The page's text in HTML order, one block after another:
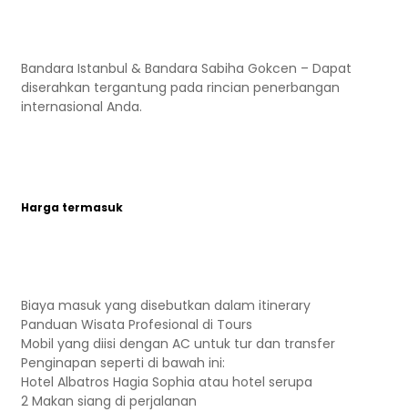
Bandara Istanbul & Bandara Sabiha Gokcen – Dapat
diserahkan tergantung pada rincian penerbangan
internasional Anda.
Harga termasuk
Biaya masuk yang disebutkan dalam itinerary
Panduan Wisata Profesional di Tours
Mobil yang diisi dengan AC untuk tur dan transfer
Penginapan seperti di bawah ini:
Hotel Albatros Hagia Sophia atau hotel serupa
2 Makan siang di perjalanan